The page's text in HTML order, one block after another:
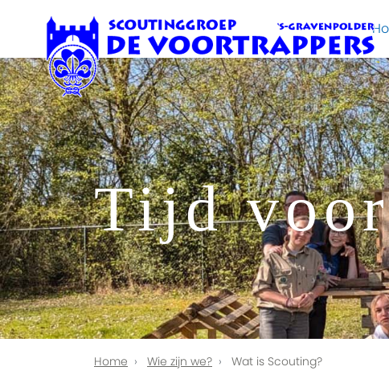
Tijd
Home Wie zijn we? Wat is Scouting?